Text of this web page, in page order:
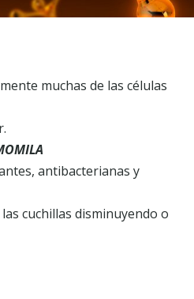
muchas de las células
antibacterianas y
cuchillas disminuyendo o